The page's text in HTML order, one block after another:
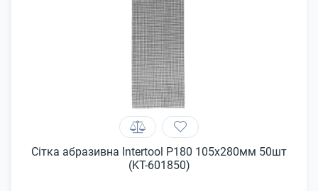
Сітка абразивна Intertool P180 105x280мм 50шт
(KT-601850)